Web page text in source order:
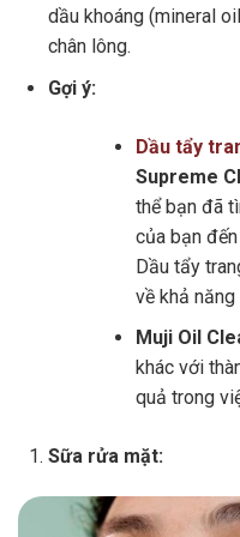
dầu khoáng (mineral
chân lông.
Gợi ý:
Dầu tẩy
Supreme
thể bạn đã
của bạn
Dầu tẩy
về khả
Muji Oil
khác với
quả trong
Sữa rửa mặt: